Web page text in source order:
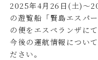
2025年4月26日(土)～
の遊覧船「賢島エスパ
の便をエスペランザに
今後の運航情報について
ださい。